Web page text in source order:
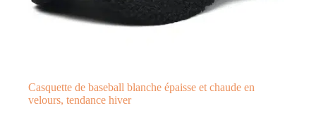
Casquette de baseball blanche épaisse et chaude en
velours, tendance hiver